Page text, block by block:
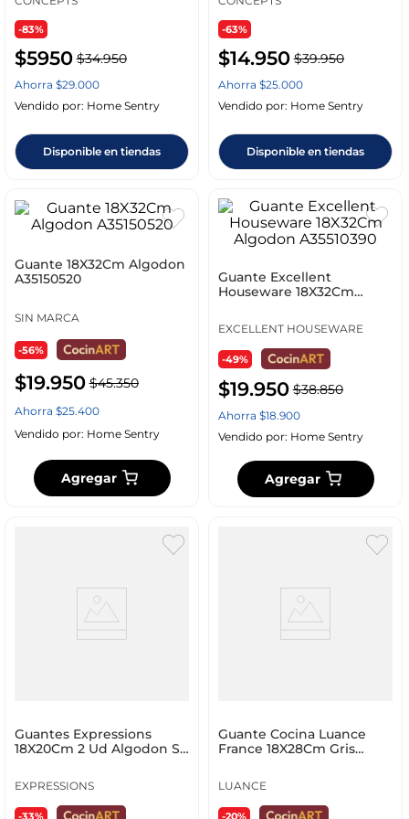
-83%
$5950 $34.950
Ahorra $29.000
Vendido por: Home Sentry
Disponible en tiendas
-63%
$14.950 $39.950
Ahorra $25.000
Vendido por: Home Sentry
Disponible en tiendas
Guante 18X32Cm Algodon
A35150520
SIN MARCA
-56%
$19.950 $45.350
Ahorra $25.400
Vendido por: Home Sentry
Agregar
Guante Excellent
Houseware 18X32Cm
EXCELLENT HOUSEWARE
-49%
$19.950 $38.850
Ahorra $18.900
Vendido por: Home Sentry
Agregar
Guantes Expressions
18X20Cm 2 Ud Algodon Se
EXPRESSIONS
-33%
Guante Cocina Luance
France 18X28Cm Gris
LUANCE
-20%